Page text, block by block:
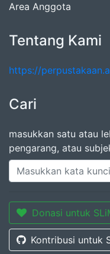
Area Anggota
Tentang Kami
https://
Cari
masukkan satu atau
pengarang, atau
Donasi untuk
Kontribusi untuk